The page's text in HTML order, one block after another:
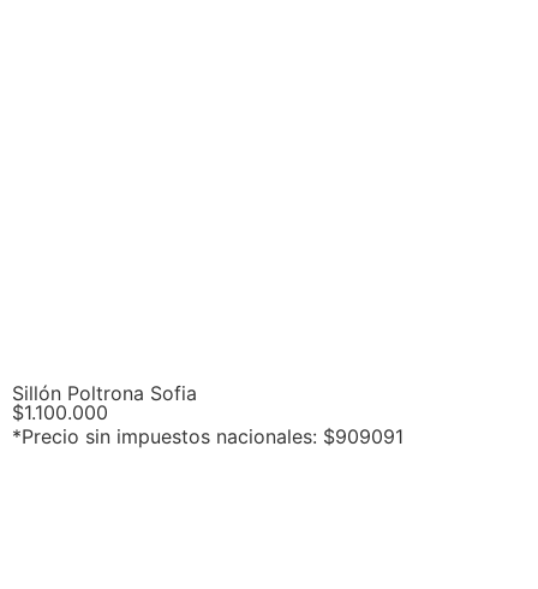
Sillón Poltrona Sofia
$1.100.000
*Precio sin impuestos nacionales: $909091